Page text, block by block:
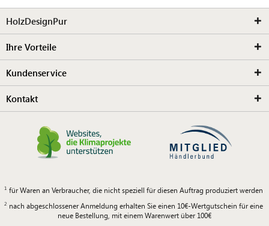
HolzDesignPur
Ihre Vorteile
Kundenservice
Kontakt
für Waren an Verbraucher, die nicht speziell für diesen Auftrag produziert werden
nach abgeschlossener Anmeldung erhalten Sie einen 10€-Wertgutschein für eine
neue Bestellung, mit einem Warenwert über 100€